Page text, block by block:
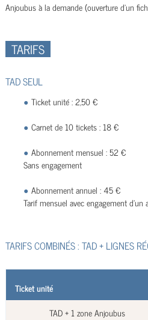
Anjoubus à la demande (ouverture d'un
TARIFS
TAD SEUL
Ticket unité : 2,50 €
Carnet de 10 tickets : 18 €
Abonnement mensuel : 52 €
Sans engagement
Abonnement annuel : 45 €
Tarif mensuel avec engagement d'un
TARIFS COMBINÉS : TAD + LIGNES
Ticket unité
TAD + 1 zone Anjoubus